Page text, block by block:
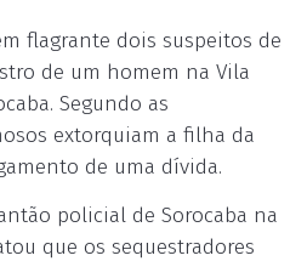
flagrante dois suspeitos de
de um homem na Vila
Segundo as
extorquiam a filha da
de uma dívida.
policial de Sorocaba na
que os sequestradores